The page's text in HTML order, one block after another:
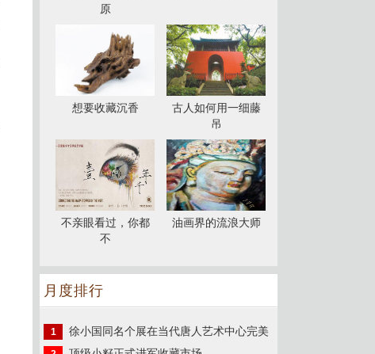
原
想要收藏沉香
古人如何用一细藤
吊
不亲眼看过，你都
不
油画界的流浪大师
月度排行
1 徐小国同名个展在当代唐人艺术中心完美